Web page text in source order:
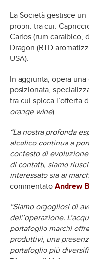
La Società gestisce
propri, tra cui:
Carlos (rum caraibico,
Dragon (RTD
USA).
In aggiunta, opera
posizionata,
tra cui spicca l’offerta
orange wine).
“La nostra profonda
alcolico continua a
contesto di
di contatti, siamo
interessato sia ai
commentato Andrew
“Siamo orgogliosi di
dell’operazione.
portafoglio marchi
produttivi, una
portafoglio più